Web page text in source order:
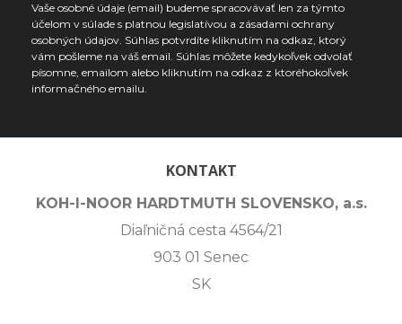
Vaše osobné údaje (email) budeme spracovávať len za týmto
účelom v súlade s platnou legislatívou a zásadami ochrany
osobných údajov. Súhlas potvrdíte kliknutím na odkaz, ktorý
vám pošleme na váš email. Súhlas môžete kedykoľvek odvolať
písomne, emailom alebo kliknutím na odkaz z ktoréhokoľvek
informačného emailu.
KONTAKT
KOH-I-NOOR HARDTMUTH SLOVENSKO, a.s.
Diaľničná cesta 4564/21
903 01 Senec
SK